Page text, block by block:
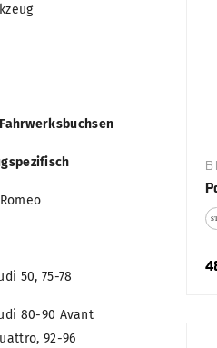
50, 75-78
80-90 Avant
92-96